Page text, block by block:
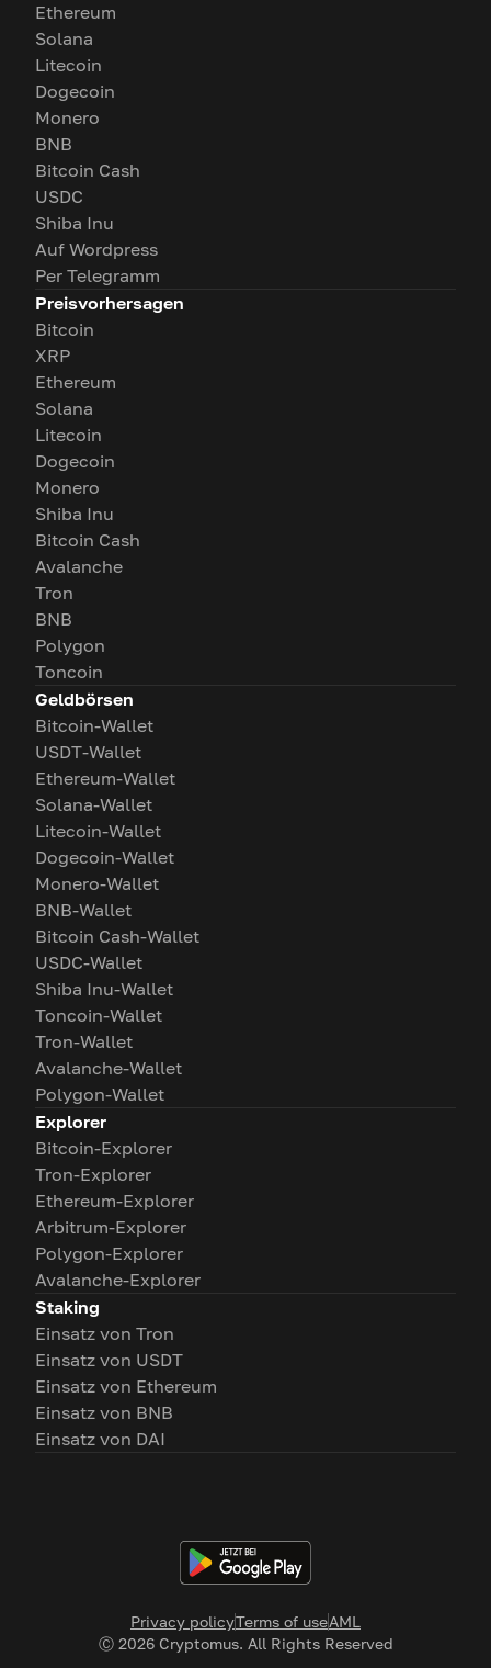
Privacy policyTerms of useAML
Ⓒ 2026Cryptomus. All Rights Reserved
Ethereum
Solana
Litecoin
Dogecoin
Monero
BNB
Bitcoin Cash
USDC
Shiba Inu
Auf Wordpress
Per Telegramm
Preisvorhersagen
Bitcoin
XRP
Ethereum
Solana
Litecoin
Dogecoin
Monero
Shiba Inu
Bitcoin Cash
Avalanche
Tron
BNB
Polygon
Toncoin
Geldbörsen
Bitcoin-Wallet
USDT-Wallet
Ethereum-Wallet
Solana-Wallet
Litecoin-Wallet
Dogecoin-Wallet
Monero-Wallet
BNB-Wallet
Bitcoin Cash-Wallet
USDC-Wallet
Shiba Inu-Wallet
Toncoin-Wallet
Tron-Wallet
Avalanche-Wallet
Polygon-Wallet
Explorer
Bitcoin-Explorer
Tron-Explorer
Ethereum-Explorer
Arbitrum-Explorer
Polygon-Explorer
Avalanche-Explorer
Staking
Einsatz von Tron
Einsatz von USDT
Einsatz von Ethereum
Einsatz von BNB
Einsatz von DAI